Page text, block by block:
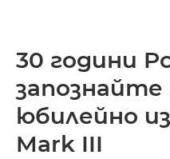
30 години
запознайте
юбилейно
Mark III